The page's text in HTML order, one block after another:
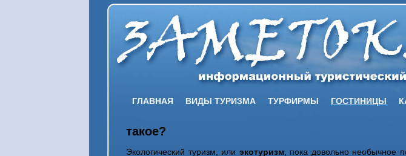
ГЛАВНАЯ ВИДЫ ТУРИЗМА ТУРФИРМЫ ГОСТИНИЦЫ
такое?
Экологический туризм, или экотуризм, пока довольно необычное